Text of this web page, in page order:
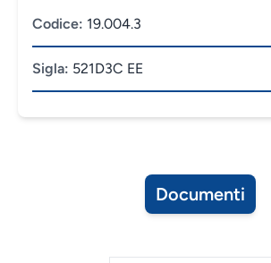
Codice: 19.004.3
Sigla: 521D3C EE
Documenti